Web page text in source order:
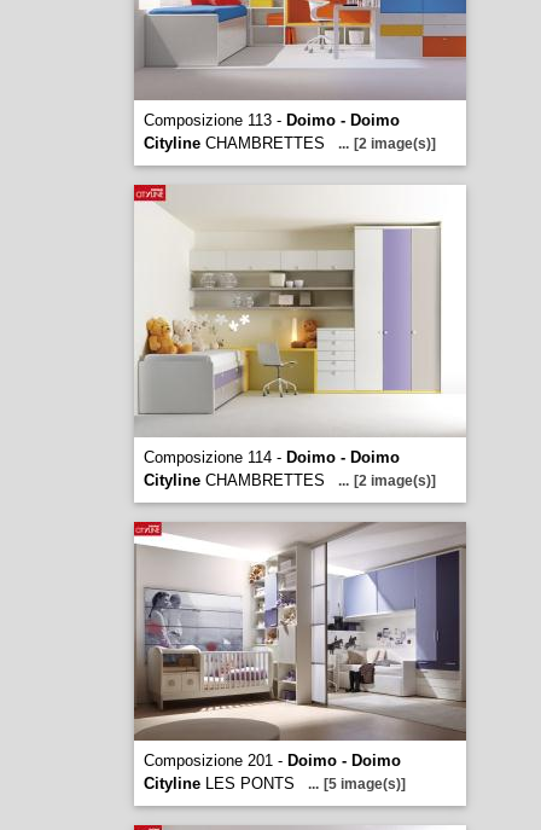
Composizione 113 - Doimo - Doimo
CitylineCHAMBRETTES ... [2 image(s)]
Composizione 114 - Doimo - Doimo
CitylineCHAMBRETTES ... [2 image(s)]
Composizione 201 - Doimo - Doimo
CitylineLES PONTS ... [5 image(s)]